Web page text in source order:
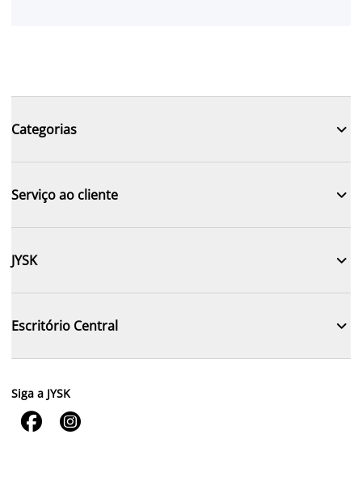
Categorias 
Serviço ao cliente 
JYSK 
Escritório Central 
Siga a JYSK
 